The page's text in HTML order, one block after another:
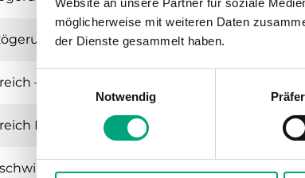
möglicherweise mit weiteren Daten
der Dienste gesammelt haben.
Notwendig
– Winkel
Höhe